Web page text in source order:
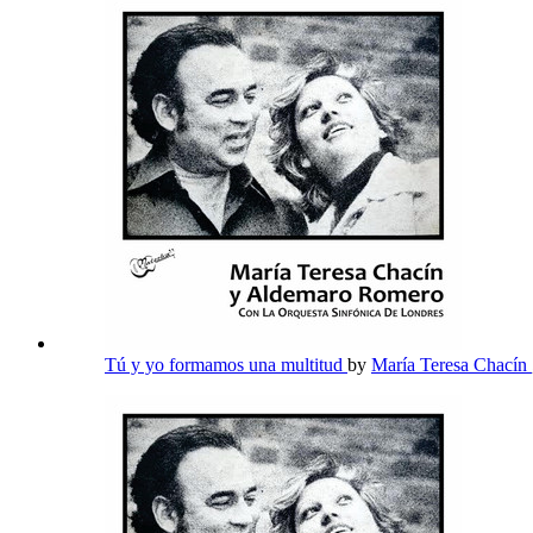
Tú y yo formamos una multitud by María Teresa Chacín